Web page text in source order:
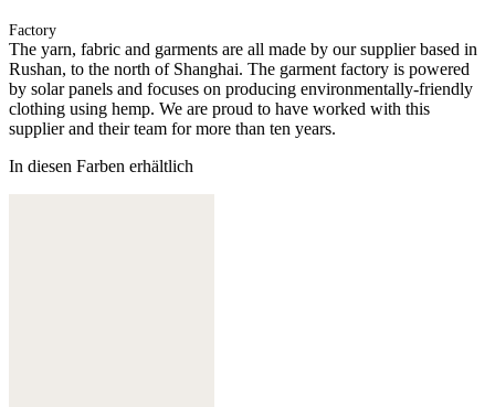
Factory
The yarn, fabric and garments are all made by our supplier based in
Rushan, to the north of Shanghai. The garment factory is powered
by solar panels and focuses on producing environmentally-friendly
clothing using hemp. We are proud to have worked with this
supplier and their team for more than ten years.
In diesen Farben erhältlich